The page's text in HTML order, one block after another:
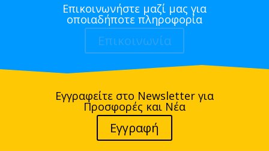
Επικοινωνήστε μαζί μας για
οποιαδήποτε πληροφορία
Επικοινωνία
Εγγραφείτε στο Newsletter για
Προσφορές και Νέα
Εγγραφή